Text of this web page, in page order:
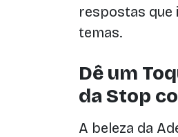
respostas que
temas.
Dê um
da Stop
A beleza da